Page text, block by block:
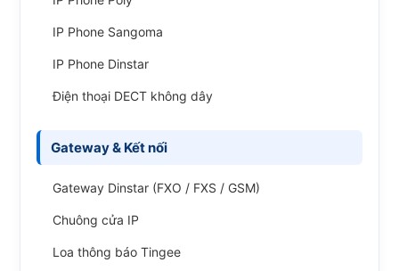
IP Phone Sangoma
IP Phone Dinstar
Điện thoại DECT không dây
Gateway & Kết nối
Gateway Dinstar (FXO / FXS / GSM)
Chuông cửa IP
Loa thông báo Tingee